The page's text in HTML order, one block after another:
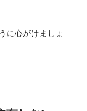
に心がけましょ